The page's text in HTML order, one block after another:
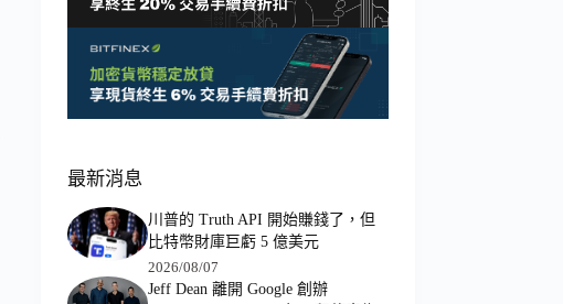
最新消息
川普的 Truth API 開始賺錢了，但
比特幣財庫巨虧 5 億美元
2026/08/07
Jeff Dean 離開 Google 創辦